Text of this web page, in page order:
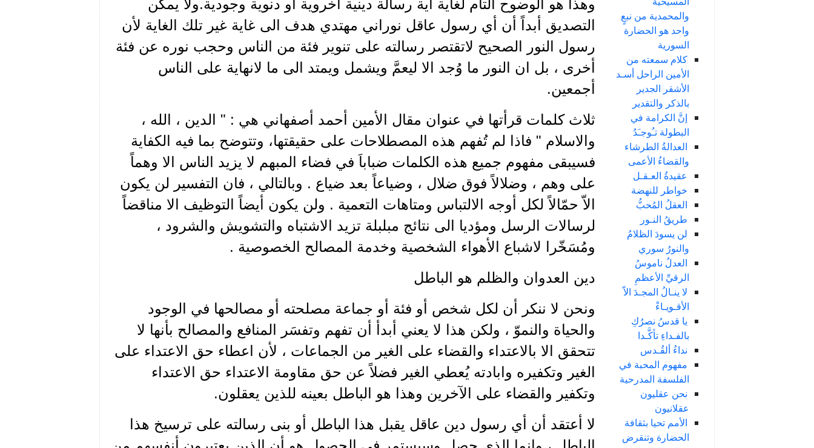
والمحمدية من نبعٍ
واحد هو الحضارة
السورية
كلام سمعته من
الأمين الراحل أسـد
الأشقر الجدير
بالذكر والتقدير
إنَّ الكرامة في
البطولة تـُوجـَدُ
العدالةُ الطرشاء
والقضاءُ الأعمى
عقيدةُ العـقـل
خواطر للنهضة
العقلُ المُحبُّ
طريقُ النـور
لن يسودَ الظلامُ
والنورُ سوري
العدلُ ناموسُ
الرقيِّ الأعظمِ
لا ينـالُ المجـدَ الاّ
الأقـويـاءْ
يا قدسُ نصرُكِ
بالفـداءِ تأكَّـدا
نداءُ ألقُـدس
مفهوم المحبة في
الفلسفة المدرحية
نحن عقليون
عقلانيون
الأمم تحيا بثقافة
الحضارة وتنقرض
وهذا هو الوضوح التام لغاية أية رسالة دينية أخروية أو دنوية وجودية.ولا يمكن
التصديق أبداً أن أي رسول عاقل نوراني مهتدي هدف الى غاية غير تلك الغاية لأن
رسول النور الصحيح لاتقتصر رسالته على تنوير فئة من الناس وحجب نوره عن فئة
أخرى ، بل ان النور ما وُجد الا ليعمَّ ويشمل ويمتد الى ما لانهاية على الناس
أجمعين.
ثلاث كلمات قرأتها في عنوان مقال الأمين أحمد أصفهاني هي : " الدين ، الله ،
والاسلام " فاذا لم تُفهم هذه المصطلاحات على حقيقتها، وتتوضح بما فيه الكفاية
فسيبقى مفهوم جميع هذه الكلمات ضباباَ في فضاء المبهم لا يزيد الناس الا وهماً
على وهم ، وضلالاً فوق ضلال ، وضياعاً بعد ضياع . وبالتالي ، فان التفسير لن يكون
الاّ حمّالاً لكل أوجه الالتباس ومتاهات التعمية . ولن يكون أيضاً التوظيف الا مناقضاً
لرسالات الرسل ومؤديا الى نتائج مبلبلة تزيد الاشتباه والتشويش والشرود ،
ومُسَخّرا لاشباع الأهواء الشخصية وخدمة المصالح الخصوصية .
دين العدوان والظلم هو الباطل
ونحن لا ننكر أن لكل شخص أو فئة أو جماعة مصلحته أو مصالحها في الوجود
والحياة والنموّ ، ولكن هذا لا يعني أبدأ أن تفهم وتفسَر المنافع والمصالح بأنها لا
تتحقق الا بالاعتداء والقضاء على الغير من الجماعات ، لأن اعطاء حق الاعتداء على
الغير وتكفيره وابادته يُعطي الغير فضلاً عن حق مقاومة الاعتداء حق الاعتداء
وتكفير والقضاء على الآخرين وهذا هو الباطل بعينه للذين يعقلون.
لا أعتقد أن أي رسول دين عاقل يقبل هذا الباطل أو بنى رسالته على ترسيخ هذا